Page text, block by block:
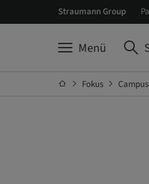
Straumann Group
Menü
Fokus Campus